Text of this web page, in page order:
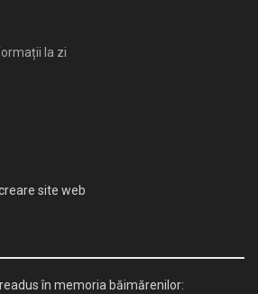
la zi
site web
în memoria băimărenilor: